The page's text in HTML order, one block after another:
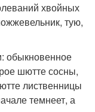
хвойных
тую,
обыкновенное
шютте сосны,
лиственницы
темнеет, а